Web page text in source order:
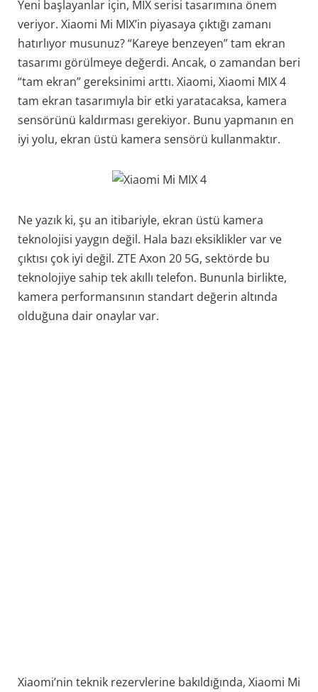
Yeni başlayanlar için, MIX serisi tasarımına önem
veriyor. Xiaomi Mi MIX’in piyasaya çıktığı zamanı
hatırlıyor musunuz? “Kareye benzeyen” tam ekran
tasarımı görülmeye değerdi. Ancak, o zamandan beri
“tam ekran” gereksinimi arttı. Xiaomi, Xiaomi MIX 4
tam ekran tasarımıyla bir etki yaratacaksa, kamera
sensörünü kaldırması gerekiyor. Bunu yapmanın en
iyi yolu, ekran üstü kamera sensörü kullanmaktır.
Ne yazık ki, şu an itibariyle, ekran üstü kamera
teknolojisi yaygın değil. Hala bazı eksiklikler var ve
çıktısı çok iyi değil. ZTE Axon 20 5G, sektörde bu
teknolojiye sahip tek akıllı telefon. Bununla birlikte,
kamera performansının standart değerin altında
olduğuna dair onaylar var.
Xiaomi’nin teknik rezervlerine bakıldığında, Xiaomi Mi